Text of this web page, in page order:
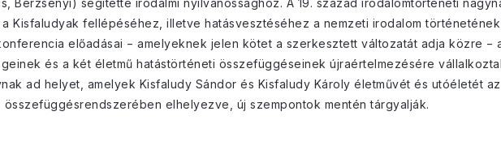
Kisfaludyak fellépéséhez, illetve hatásvesztéséhez a nemzeti irodalom
előadásai − amelyeknek jelen kötet a szerkesztett változatát adja közre −
és a két életmű hatástörténeti összefüggéseinek újraértelmezésére
ad helyet, amelyek Kisfaludy Sándor és Kisfaludy Károly életművét és utóéletét az
elhelyezve, új szempontok mentén tárgyalják.